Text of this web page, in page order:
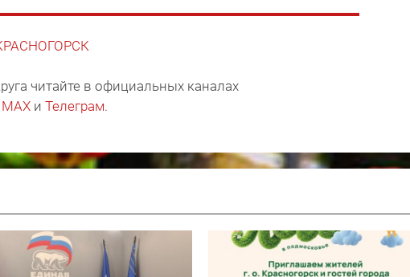
читайте в официальных каналах
MAX и Телеграм.